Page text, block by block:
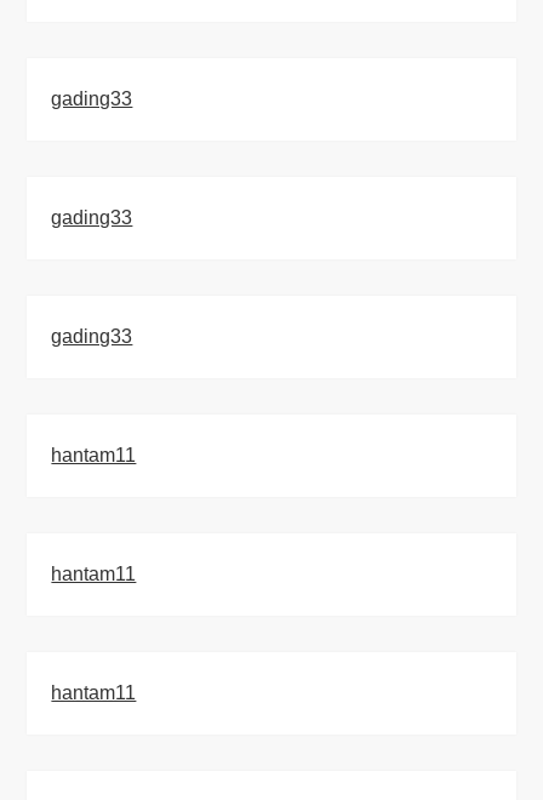
gading33
gading33
gading33
hantam11
hantam11
hantam11